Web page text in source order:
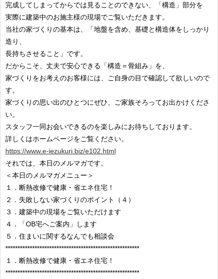
完成してしまってからでは見ることのできない、「構造」部分を
実際に建築中のお施主様の現場でご覧いただきます。
当社の家づくりの基本は、「地盤を含め、基礎と構造体をしっかり
造り、
長持ちさせること」です。
だからこそ、丈夫で安心できる「構造＝骨組み」を、
家づくりをお考えのお客様には、ご自身の目で確認して欲しいので
す。
家づくりの思い出のひとつにぜひ、ご家族そろってお出かけくださ
い。
スタッフ一同お会いできるのを楽しみにお待ちしております。
詳しくはホームページをご覧ください。
https://www.e-iezukuri.biz/e102.html
それでは、本日のメルマガです。
＜本日のメルマガメニュー＞
１．断熱改修で健康・省エネ住宅！
２．失敗しない家づくりのポイント（４）
３．建築中の現場をご覧いただけます
４．「OB宅へご案内」します
５．住まいに関するなんでも相談会
*******************************************************
１．断熱改修で健康・省エネ住宅！
*******************************************************